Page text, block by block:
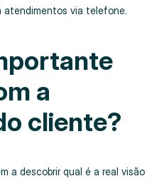
via telefone.
a
cliente?
a descobrir qual é a real visão